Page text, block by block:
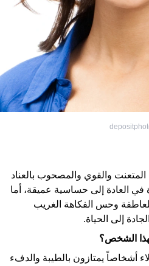
المتعنت والقوي والمصحوب بالعناد
في العادة إلى حساسية عميقة، أما
وحس الفكاهة الغريب
إلى الحياة.
الشخص؟
أشخاصاً يمتازون بالطيبة والدفء